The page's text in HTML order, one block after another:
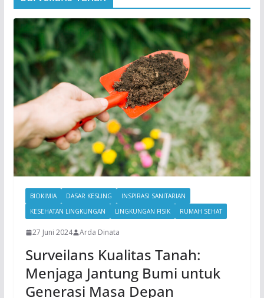
BIOKIMIA DASAR KESLING
INSPIRASI SANITARIAN
KESEHATAN LINGKUNGAN
LINGKUNGAN FISIK RUMAH SEHAT
27 Juni 2024 Arda Dinata
Surveilans Kualitas Tanah:
Menjaga Jantung Bumi untuk
Generasi Masa Depan